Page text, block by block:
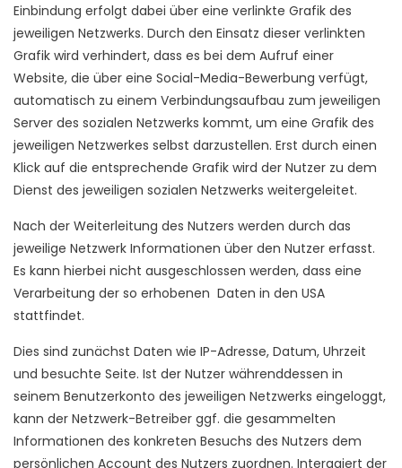
Einbindung erfolgt dabei über eine verlinkte Grafik des
jeweiligen Netzwerks. Durch den Einsatz dieser verlinkten
Grafik wird verhindert, dass es bei dem Aufruf einer
Website, die über eine Social-Media-Bewerbung verfügt,
automatisch zu einem Verbindungsaufbau zum jeweiligen
Server des sozialen Netzwerks kommt, um eine Grafik des
jeweiligen Netzwerkes selbst darzustellen. Erst durch einen
Klick auf die entsprechende Grafik wird der Nutzer zu dem
Dienst des jeweiligen sozialen Netzwerks weitergeleitet.
Nach der Weiterleitung des Nutzers werden durch das
jeweilige Netzwerk Informationen über den Nutzer erfasst.
Es kann hierbei nicht ausgeschlossen werden, dass eine
Verarbeitung der so erhobenen Daten in den USA
stattfindet.
Dies sind zunächst Daten wie IP-Adresse, Datum, Uhrzeit
und besuchte Seite. Ist der Nutzer währenddessen in
seinem Benutzerkonto des jeweiligen Netzwerks eingeloggt,
kann der Netzwerk-Betreiber ggf. die gesammelten
Informationen des konkreten Besuchs des Nutzers dem
persönlichen Account des Nutzers zuordnen. Interagiert der